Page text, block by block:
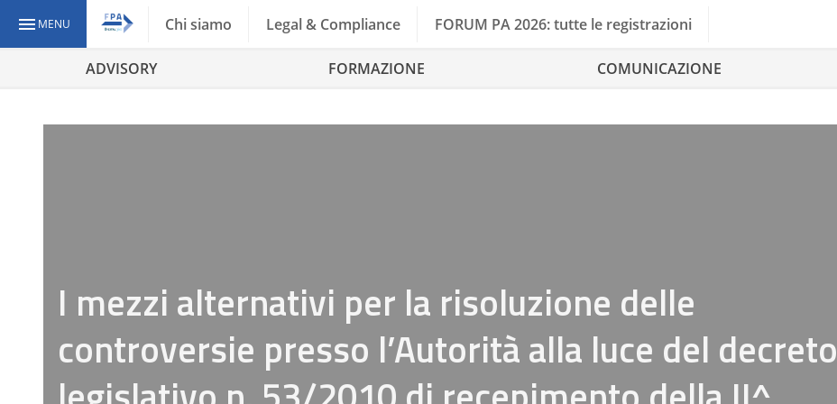
MENU Chi siamo Legal & Compliance FORUM PA 2026: tutte le registrazioni
ADVISORY FORMAZIONE COMUNICAZIONE
I mezzi alternativi per la risoluzione delle
controversie presso l’Autorità alla luce del decreto